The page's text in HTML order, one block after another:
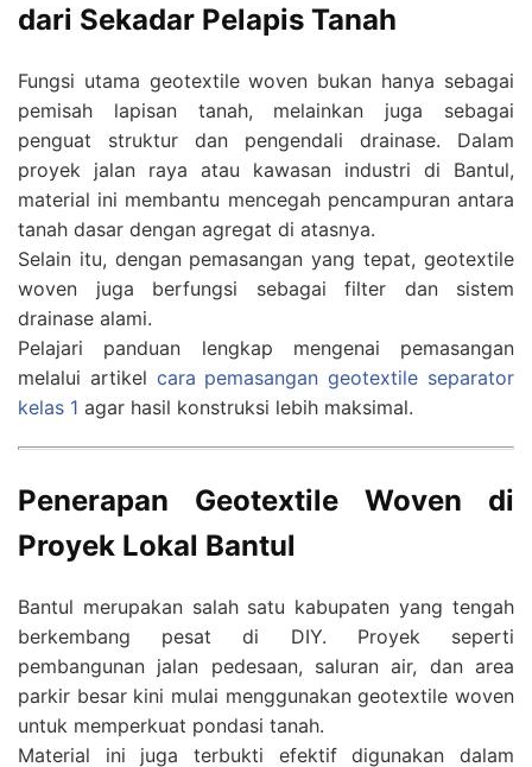
dari Sekadar Pelapis Tanah
Fungsi utama geotextile woven bukan hanya sebagai
pemisah lapisan tanah, melainkan juga sebagai
penguat struktur dan pengendali drainase. Dalam
proyek jalan raya atau kawasan industri di Bantul,
material ini membantu mencegah pencampuran antara
tanah dasar dengan agregat di atasnya.
Selain itu, dengan pemasangan yang tepat, geotextile
woven juga berfungsi sebagai filter dan sistem
drainase alami.
Pelajari panduan lengkap mengenai pemasangan
melalui artikel cara pemasangan geotextile separator
kelas 1 agar hasil konstruksi lebih maksimal.
Penerapan Geotextile Woven di
Proyek Lokal Bantul
Bantul merupakan salah satu kabupaten yang tengah
berkembang pesat di DIY. Proyek seperti
pembangunan jalan pedesaan, saluran air, dan area
parkir besar kini mulai menggunakan geotextile woven
untuk memperkuat pondasi tanah.
Material ini juga terbukti efektif digunakan dalam